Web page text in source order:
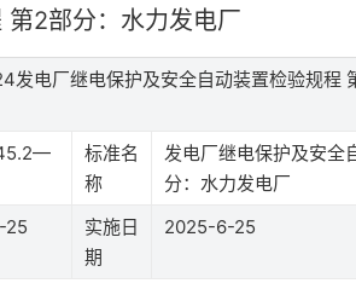
第2部分：水力发电厂
电厂继电保护及安全自动装置检验规程
标准名
称
发电厂继电保护及安全
分：水力发电厂
25
实施日
期
2025-6-25